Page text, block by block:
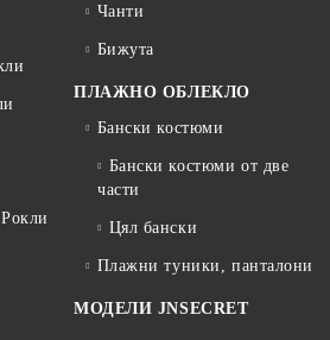
Чанти
Бижута
ПЛАЖНО ОБЛЕКЛО
Бански костюми
Бански костюми от две
части
Цял бански
Плажни туники, панталони
МОДЕЛИ JNSECRET